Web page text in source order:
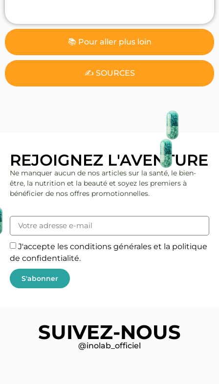
📚 Pour aller plus loin
✍️ SOURCES
REJOIGNEZ L'AVENTURE
Ne manquer aucun de nos articles sur la santé, le bien-
être, la nutrition et la beauté et soyez les premiers à
bénéficier de nos offres promotionnelles.
J'accepte les conditions générales et la politique
de confidentialité.
S'abonner
SUIVEZ-NOUS
@inolab_officiel